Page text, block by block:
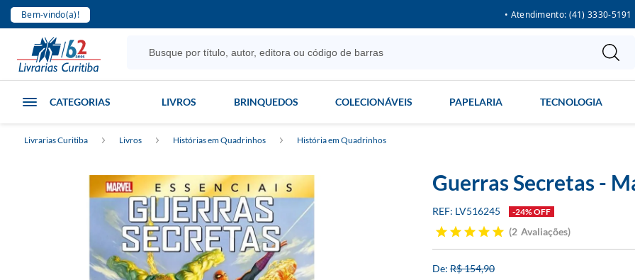
Bem-vindo(a)! • Atendimento: (41) 3330-5191
CATEGORIAS LIVROS BRINQUEDOS COLECIONÁVEIS PAPELARIA TECNOLOGIA
Livrarias Curitiba Livros Histórias em Quadrinhos História em Quadrinhos
Guerras Secretas -
LV516245 -24% OFF
2 Avaliações
R$ 154,90